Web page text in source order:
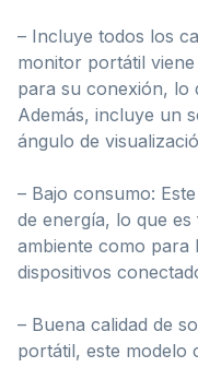
– Incluye todos los
monitor portátil
para su conexión, lo
Además, incluye un
ángulo de
– Bajo consumo:
de energía, lo que
ambiente como para
dispositivos
– Buena calidad de
portátil, este modelo